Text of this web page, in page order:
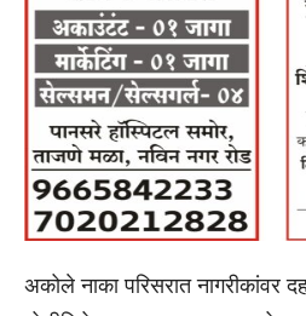
अकोले नाका परिसरात नागरीकांवर